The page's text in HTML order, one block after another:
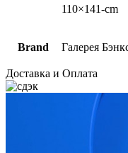
110×141-cm
Brand Галерея
Доставка и Оплата